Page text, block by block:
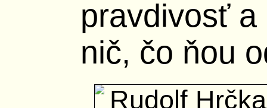
pravdivosť
nič, čo ňou